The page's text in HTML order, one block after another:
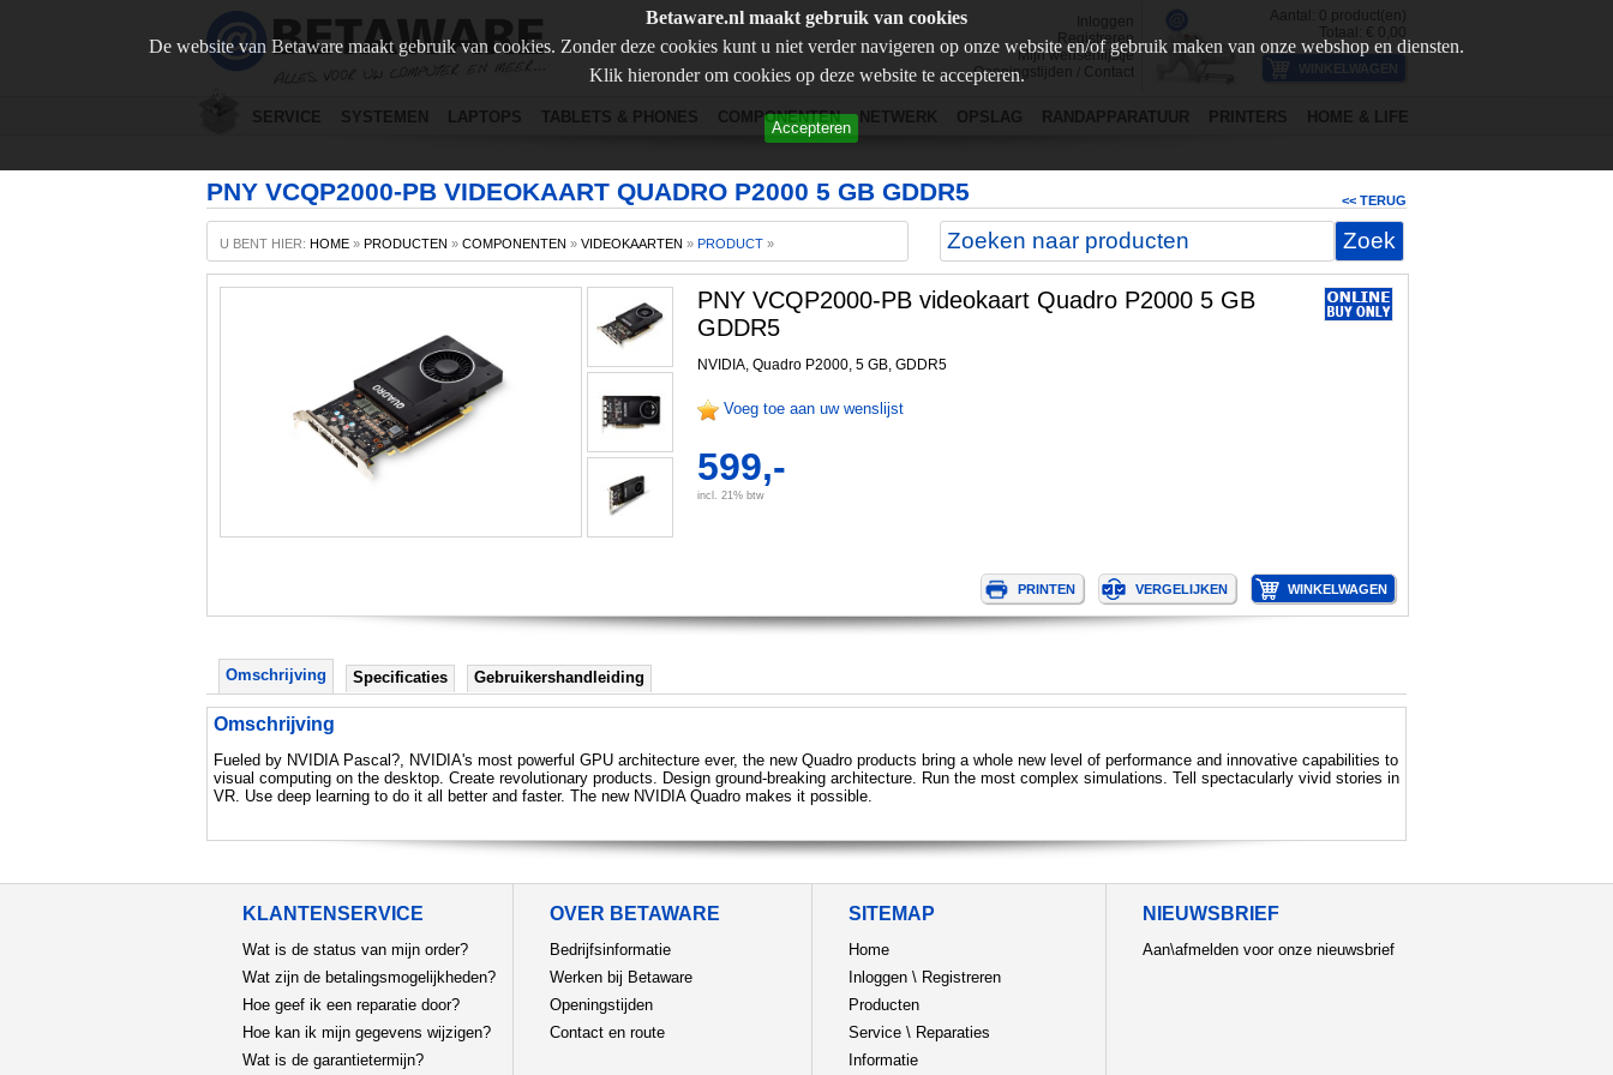
Betaware.nl maakt gebruik van cookies
De website van Betaware maakt gebruik van cookies. Zonder deze cookies kunt u niet verder navigeren op onze website en/of gebruik maken van onze webshop en diensten.
Klik hieronder om cookies op deze website te accepteren.
Accepteren
Inloggen
Registreren
Mijn wensenlijstje
Openingstijden
Contact
Aantal: 0 product(en)
Totaal: €
0,00
SERVICE SYSTEMEN LAPTOPS TABLETS & PHONES COMPONENTEN NETWERK OPSLAG RANDAPPARATUUR PRINTERS HOME & LIFE
PNY VCQP2000-PB VIDEOKAART QUADRO P2000 5 GB GDDR5 << TERUG
U BENT HIER: HOME » PRODUCTEN » COMPONENTEN » VIDEOKAARTEN » PRODUCT »
PNY VCQP2000-PB videokaart Quadro P2000 5 GB
GDDR5
NVIDIA, Quadro P2000, 5 GB, GDDR5
Voeg toe aan uw wenslijst
599,-
incl. 21% btw
Omschrijving Specificaties Gebruikershandleiding
Omschrijving
Fueled by NVIDIA Pascal?, NVIDIA's most powerful GPU architecture ever, the new Quadro products bring a whole new level of performance and innovative capabilities to
visual computing on the desktop. Create revolutionary products. Design ground-breaking architecture. Run the most complex simulations. Tell spectacularly vivid stories in
VR. Use deep learning to do it all better and faster. The new NVIDIA Quadro makes it possible.
KLANTENSERVICE
Wat is de status van mijn order?
Wat zijn de betalingsmogelijkheden?
Hoe geef ik een reparatie door?
Hoe kan ik mijn gegevens wijzigen?
Wat is de garantietermijn?
OVER BETAWARE
Bedrijfsinformatie
Werken bij Betaware
Openingstijden
Contact en route
SITEMAP
Home
Inloggen \ Registreren
Producten
Service \ Reparaties
Informatie
NIEUWSBRIEF
Aan\afmelden voor onze nieuwsbrief